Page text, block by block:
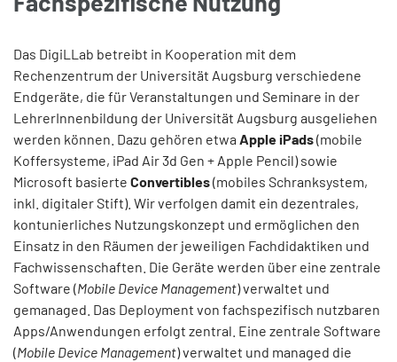
Das DigiLLab betreibt in Kooperation mit dem
Rechenzentrum der Universität Augsburg verschiedene
Endgeräte, die für Veranstaltungen und Seminare in der
LehrerInnenbildung der Universität Augsburg ausgeliehen
werden können. Dazu gehören etwa Apple iPads(mobile
Koffersysteme, iPad Air 3d Gen + Apple Pencil) sowie
Microsoft basierte Convertibles(mobiles Schranksystem,
inkl. digitaler Stift). Wir verfolgen damit ein dezentrales,
kontunierliches Nutzungskonzept und ermöglichen den
Einsatz in den Räumen der jeweiligen Fachdidaktiken und
Fachwissenschaften. Die Geräte werden über eine zentrale
Software (Mobile Device Management) verwaltet und
gemanaged. Das Deployment von fachspezifisch nutzbaren
Apps/Anwendungen erfolgt zentral. Eine zentrale Software
(Mobile Device Management) verwaltet und managed die